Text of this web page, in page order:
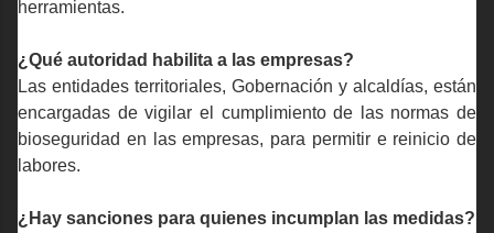
herramientas.
¿Qué autoridad habilita a las empresas?
Las entidades territoriales, Gobernación y alcaldías, están
encargadas de vigilar el cumplimiento de las normas de
bioseguridad en las empresas, para permitir e reinicio de
labores.
¿Hay sanciones para quienes incumplan las medidas?